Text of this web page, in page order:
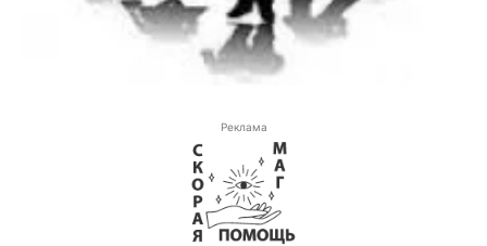
Реклама